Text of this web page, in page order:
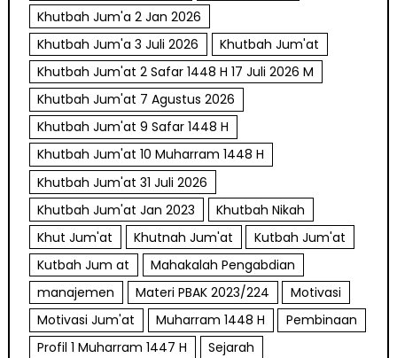
Khutbah Jum'a 2 Jan 2026
Khutbah Jum'a 3 Juli 2026
Khutbah Jum'at
Khutbah Jum'at 2 Safar 1448 H 17 Juli 2026 M
Khutbah Jum'at 7 Agustus 2026
Khutbah Jum'at 9 Safar 1448 H
Khutbah Jum'at 10 Muharram 1448 H
Khutbah Jum'at 31 Juli 2026
Khutbah Jum'at Jan 2023
Khutbah Nikah
Khut Jum'at
Khutnah Jum'at
Kutbah Jum'at
Kutbah Jum at
Mahakalah Pengabdian
manajemen
Materi PBAK 2023/224
Motivasi
Motivasi Jum'at
Muharram 1448 H
Pembinaan
Profil 1 Muharram 1447 H
Sejarah